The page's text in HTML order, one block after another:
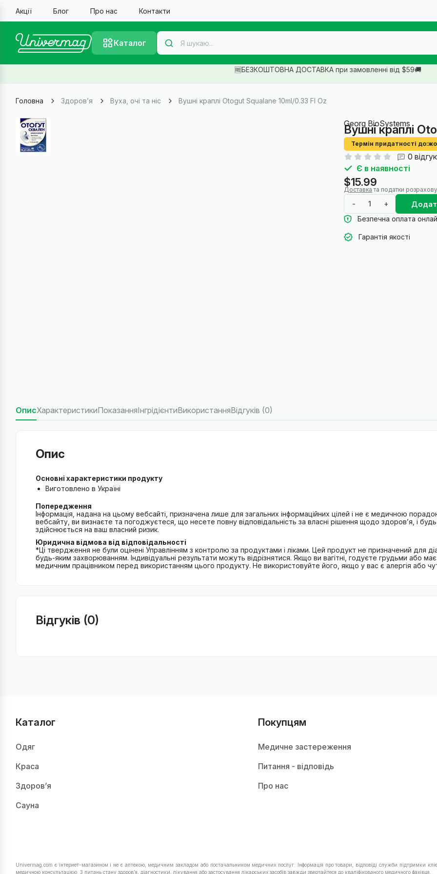
Акції Блог Про нас Контакти
Каталог
🆓БЕЗКОШТОВНА ДОСТАВКА при замовленні від $59🚚
Головна Здоров’я Вуха, очі та ніс Вушні краплі Otogut Squalane 10ml/0.33 Fl Oz
Georg BioSystems
Вушні краплі
Термін придатності до:
0
Є в наявності
$15.99
Доставка та податки
- +
Безпечна оплата
Гарантія якості
ОписХарактеристикиПоказанняІнгрідієнтиВикористанняВідгуків (0)
Опис
Основні характеристики продукту
Виготовлено в Україні
Попередження
Інформація, надана на цьому вебсайті, призначена лише для загальних інформаційних цілей і не є медичною
вебсайту, ви визнаєте та погоджуєтеся, що несете повну відповідальність за власні рішення щодо здоров’я, і
здійснюється на ваш власний ризик.
Юридична відмова від відповідальності
*Ці твердження не були оцінені Управлінням з контролю за продуктами і ліками. Цей продукт не призначений для
будь-яким захворюванням. Індивідуальні результати можуть відрізнятися. Якщо ви вагітні, годуєте грудьми або
медичним працівником перед використанням цього продукту. Не використовуйте його, якщо у вас є алергія або
Відгуків (0)
Каталог
Одяг
Краса
Здоров’я
Сауна
Покупцям
Медичне застереження
Питання - відповідь
Про нас
Univermag.com є інтернет-магазином і не є аптекою, медичним закладом або постачальником медичних послуг. Інформація про товари, відповіді служби підтримки
медичною консультацією. З питань стану здоров’я, діагностики, лікування або застосування лікарських засобів завжди звертайтеся до кваліфікованого медичного фахівця.